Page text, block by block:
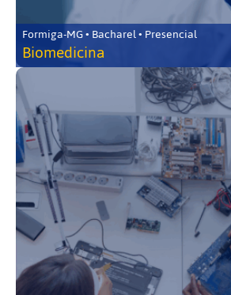
Formiga-MG • Bacharel • Presencial
Biomedicina